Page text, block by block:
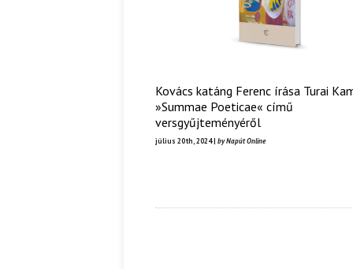
Kovács katáng Ferenc írása Turai
»Summae Poeticae« című
versgyűjteményéről
július 20th, 2024 | by Napút Online